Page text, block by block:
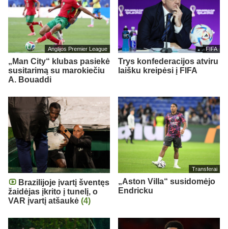
Anglijos Premier League
„Man City“ klubas pasiekė
susitarimą su marokiečiu
A. Bouaddi
FIFA
Trys konfederacijos atviru
laišku kreipėsi į FIFA
Brazilijoje įvartį šventęs
žaidėjas įkrito į tunelį, o
VAR įvartį atšaukė (4)
Transferai
„Aston Villa“ susidomėjo
Endricku